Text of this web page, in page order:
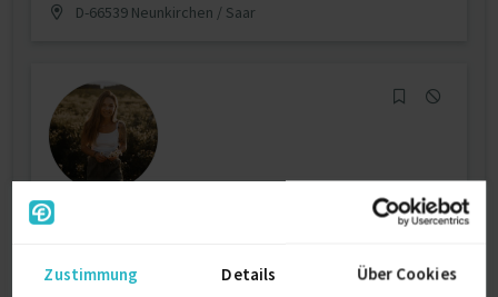
Zustimmung Details Über Cookies
D-66539 Neunkirchen / Saar
Kauffrau für Büromanagement | Barbier
Büroplanung
Handwerk (allg.)